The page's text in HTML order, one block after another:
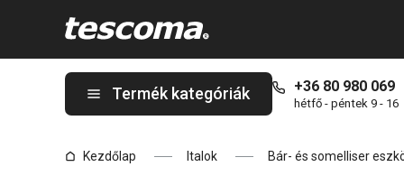
Termék kategóriák +36 80 980 069
hétfő - péntek 9 - 16
Kezdőlap Italok Bár- és somelliser